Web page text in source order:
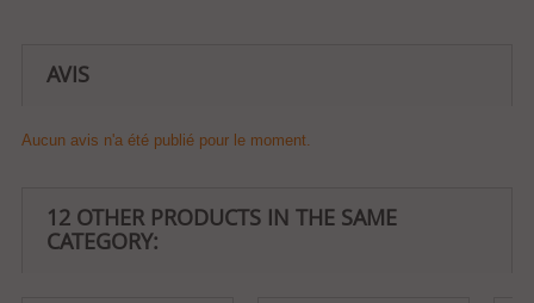
AVIS
Aucun avis n'a été publié pour le moment.
12 OTHER PRODUCTS IN THE SAME
CATEGORY: